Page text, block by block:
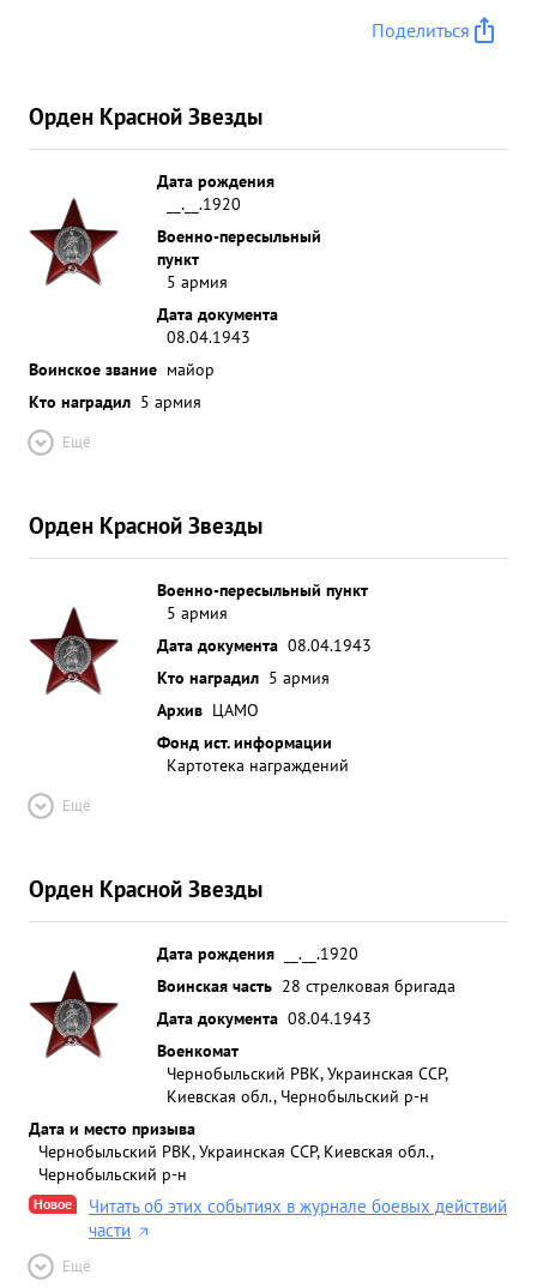
Поделиться
Орден Красной Звезды
Дата рождения
__.__.1920
Военно-пересыльный
пункт
5 армия
Дата документа
08.04.1943
Воинское звание майор
Кто наградил 5 армия
Ещё
Орден Красной Звезды
Военно-пересыльный пункт
5 армия
Дата документа 08.04.1943
Кто наградил 5 армия
Архив ЦАМО
Фонд ист. информации
Картотека награждений
Ещё
Орден Красной Звезды
Дата рождения
__.__.1920
Воинская часть 28 стрелковая бригада
Дата документа 08.04.1943
Военкомат
Чернобыльский РВК, Украинская ССР,
Киевская обл., Чернобыльский р-н
Дата и место призыва
Чернобыльский РВК, Украинская ССР, Киевская обл.,
Чернобыльский р-н
Новое
Читать об этих событиях в журнале боевых действий
части
Ещё